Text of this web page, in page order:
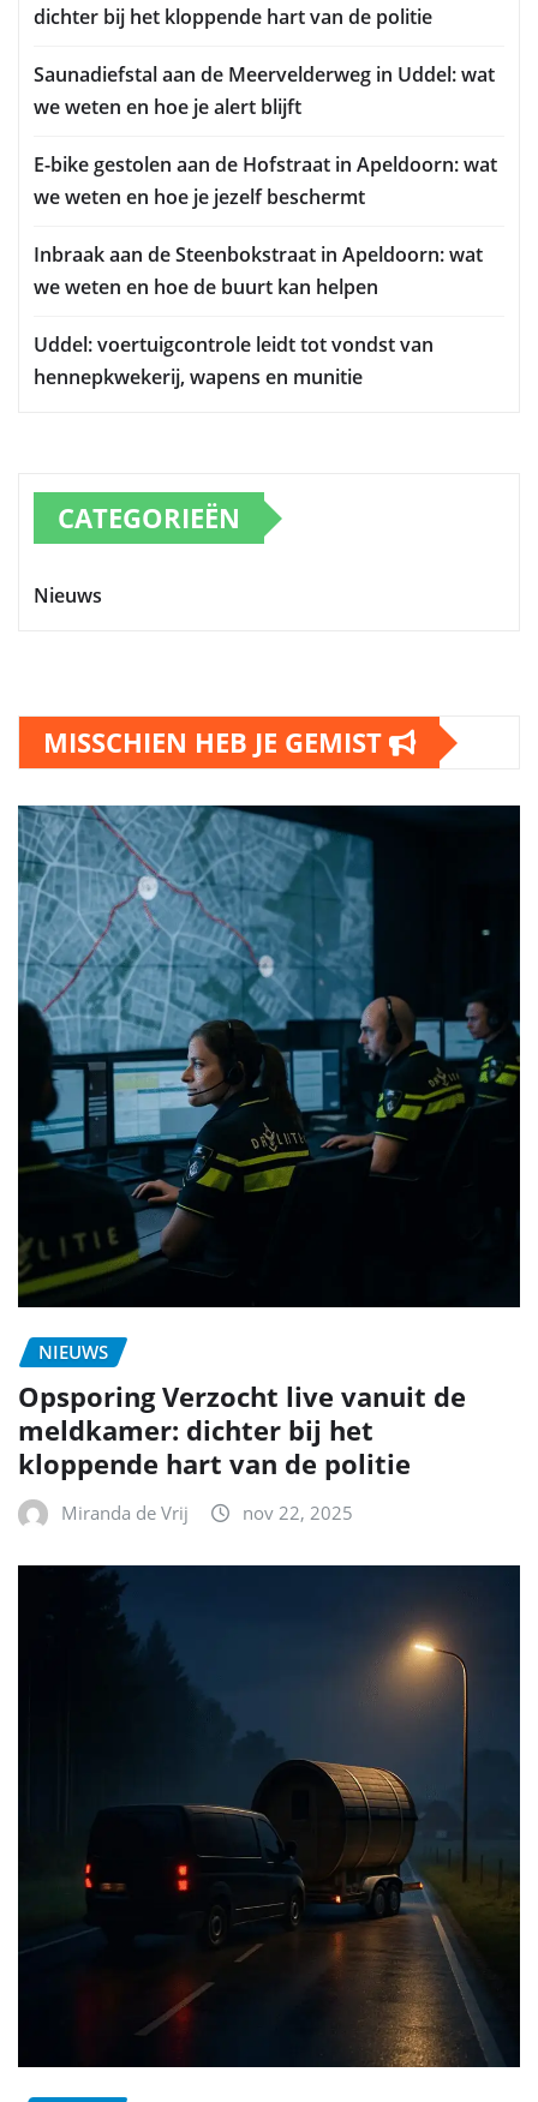
dichter bij het kloppende hart van de politie
Saunadiefstal aan de Meervelderweg in Uddel: wat
we weten en hoe je alert blijft
E-bike gestolen aan de Hofstraat in Apeldoorn: wat
we weten en hoe je jezelf beschermt
Inbraak aan de Steenbokstraat in Apeldoorn: wat
we weten en hoe de buurt kan helpen
Uddel: voertuigcontrole leidt tot vondst van
hennepkwekerij, wapens en munitie
CATEGORIEËN
Nieuws
MISSCHIEN HEB JE GEMIST
NIEUWS
Opsporing Verzocht live vanuit de
meldkamer: dichter bij het
kloppende hart van de politie
Miranda de Vrij nov 22, 2025